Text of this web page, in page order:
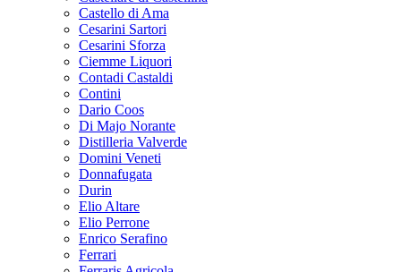
Castello di Ama
Cesarini Sartori
Cesarini Sforza
Ciemme Liquori
Contadi Castaldi
Contini
Dario Coos
Di Majo Norante
Distilleria Valverde
Domini Veneti
Donnafugata
Durin
Elio Altare
Elio Perrone
Enrico Serafino
Ferrari